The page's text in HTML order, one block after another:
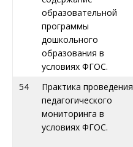
образовательной
программы
дошкольного
образования в
условиях ФГОС.
54
Практика проведения
педагогического
мониторинга в
условиях ФГОС.